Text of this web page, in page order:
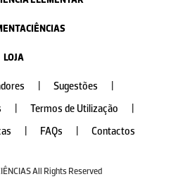
LOJA
Sugestões
Termos de Utilização
FAQs Contactos
All Rights Reserved